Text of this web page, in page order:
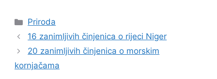
Kategorije
Priroda
16 zanimljivih činjenica o rijeci Niger
20 zanimljivih činjenica o morskim
kornjačama